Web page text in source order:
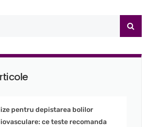
pentru depistarea bolilor
ce teste recomanda